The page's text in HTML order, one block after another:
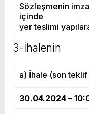
Sözleşmenin
içinde
yer teslimi
3-İhalenin
a) İhale (son
30.04.2024 –